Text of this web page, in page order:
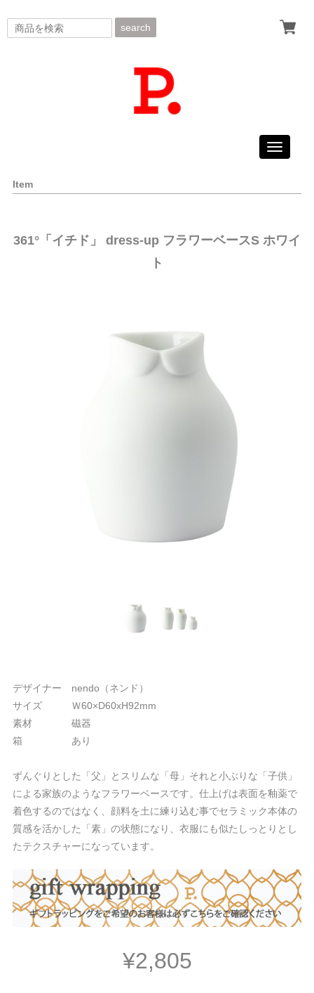
search
Toggle
Item
361°「イチド」 dress-up フラワーベースS ホワイ
ト
デザイナー nendo（ネンド）
サイズ Ｗ60×D60xH92mm
素材 磁器
箱 あり
ずんぐりとした「父」とスリムな「母」それと小ぶりな「子供」
による家族のようなフラワーベースです。仕上げは表面を釉薬で
着色するのではなく、顔料を土に練り込む事でセラミック本体の
質感を活かした「素」の状態になり、衣服にも似たしっとりとし
たテクスチャーになっています。
¥2,805